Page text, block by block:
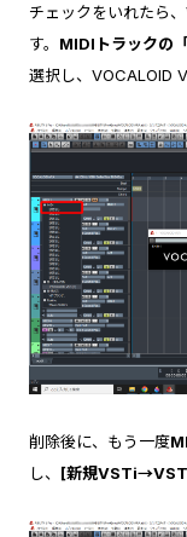
チェックをいれたら
す。 MIDIトラックの
選択し、VOCALOID
削除後に、もう一度
し、 [新規VSTi→VST